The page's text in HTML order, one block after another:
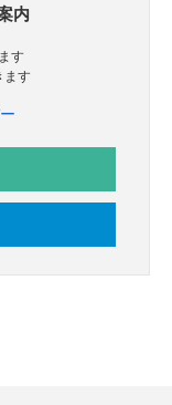
内
す
ます